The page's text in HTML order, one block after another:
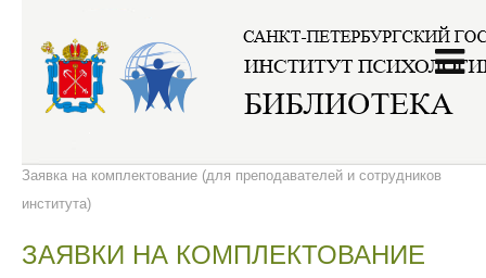
Заявка на комплектование (для преподавателей и сотрудников
института)
ЗАЯВКИ НА КОМПЛЕКТОВАНИЕ